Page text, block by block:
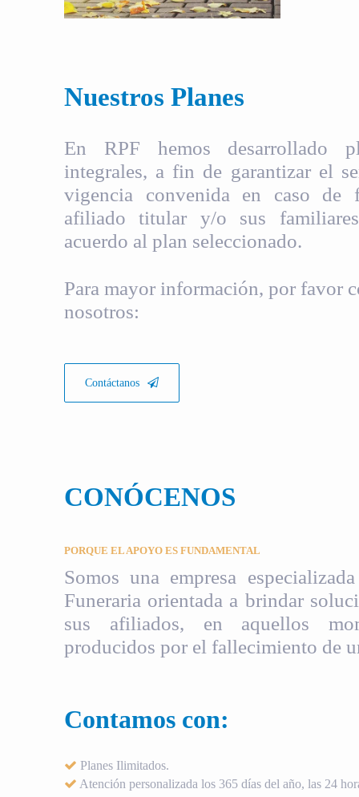
Nuestros Planes
En RPF hemos desarrollado
integrales, a fin de garantizar el
vigencia convenida en caso de
afiliado titular y/o sus
acuerdo al plan seleccionado.
Para mayor información, por favor
nosotros:
Contáctanos
CONÓCENOS
PORQUE EL APOYO ES FUNDAMENTAL
Somos una empresa
Funeraria orientada a brindar
sus afiliados, en aquellos
producidos por el fallecimiento de
Contamos con:
Planes Ilimitados.
Atención personalizada los 365 días del año, las 24